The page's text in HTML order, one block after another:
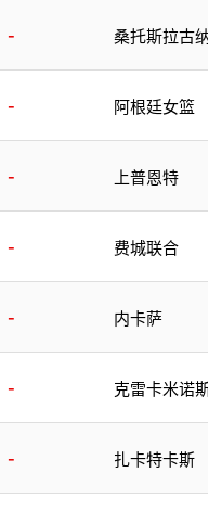
- 桑托斯拉古
- 阿根廷女篮
- 上普恩特
- 费城联合
- 内卡萨
- 克雷卡米诺
- 扎卡特卡斯